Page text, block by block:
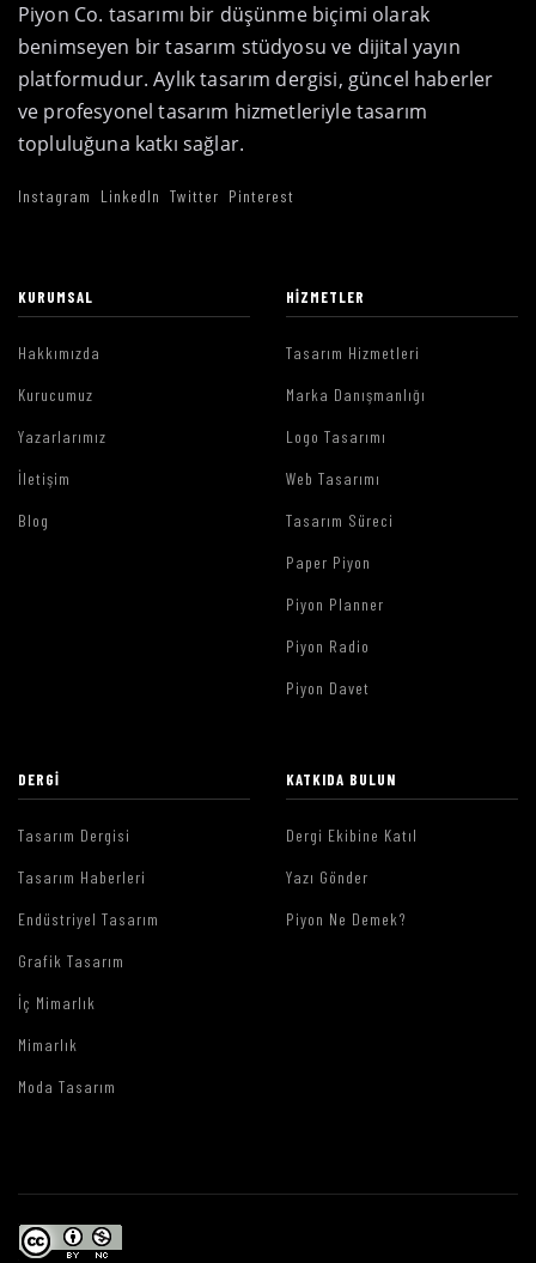
Piyon Co. tasarımı bir düşünme biçimi olarak
benimseyen bir tasarım stüdyosu ve dijital yayın
platformudur. Aylık tasarım dergisi, güncel haberler
ve profesyonel tasarım hizmetleriyle tasarım
topluluğuna katkı sağlar.
Instagram LinkedIn Twitter Pinterest
KURUMSAL
Hakkımızda
Kurucumuz
Yazarlarımız
İletişim
Blog
HIZMETLER
Tasarım Hizmetleri
Marka Danışmanlığı
Logo Tasarımı
Web Tasarımı
Tasarım Süreci
Paper Piyon
Piyon Planner
Piyon Radio
Piyon Davet
DERGI
Tasarım Dergisi
Tasarım Haberleri
Endüstriyel Tasarım
Grafik Tasarım
İç Mimarlık
Mimarlık
Moda Tasarım
KATKIDA BULUN
Dergi Ekibine Katıl
Yazı Gönder
Piyon Ne Demek?